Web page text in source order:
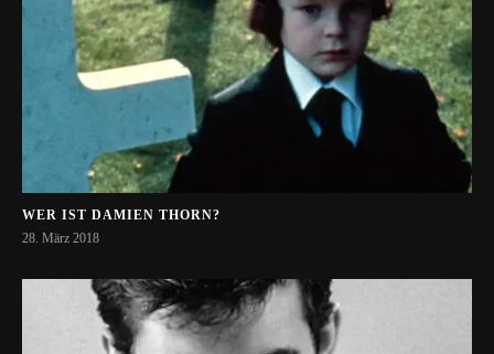
WER IST DAMIEN THORN?
28. März 2018